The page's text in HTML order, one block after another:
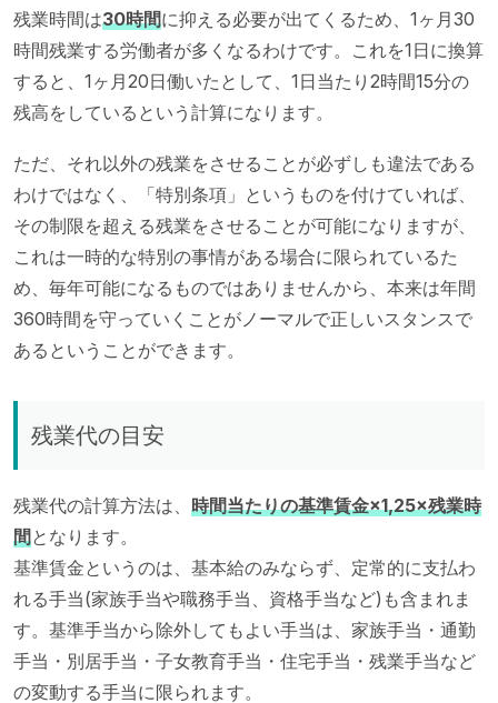
残業時間は30時間に抑える必要が出てくるため、1ヶ月30
時間残業する労働者が多くなるわけです。これを1日に換算
すると、1ヶ月20日働いたとして、1日当たり2時間15分の
残高をしているという計算になります。
ただ、それ以外の残業をさせることが必ずしも違法である
わけではなく、「特別条項」というものを付けていれば、
その制限を超える残業をさせることが可能になりますが、
これは一時的な特別の事情がある場合に限られているた
め、毎年可能になるものではありませんから、本来は年間
360時間を守っていくことがノーマルで正しいスタンスで
あるということができます。
残業代の目安
残業代の計算方法は、 時間当たりの基準賃金×1,25×残業時
間となります。
基準賃金というのは、基本給のみならず、定常的に支払わ
れる手当(家族手当や職務手当、資格手当など)も含まれま
す。基準手当から除外してもよい手当は、家族手当・通勤
手当・別居手当・子女教育手当・住宅手当・残業手当など
の変動する手当に限られます。